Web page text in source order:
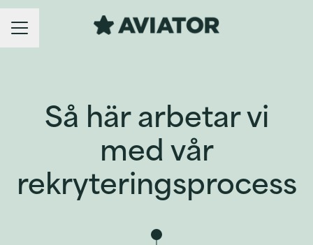
KARRIÄRMENY
Så här arbetar vi
med vår
rekryteringsprocess